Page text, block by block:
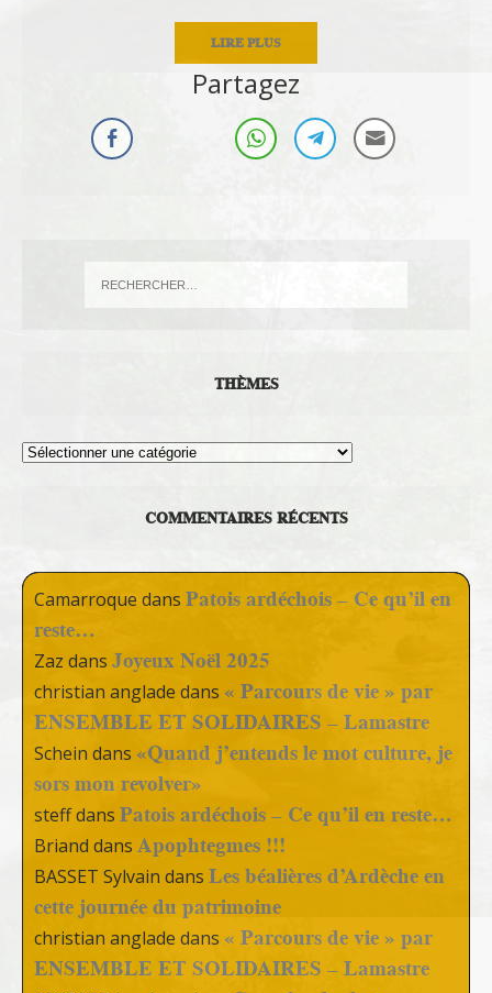
LIRE PLUS
Partagez
THÈMES
Thèmes
COMMENTAIRES RÉCENTS
Camarroque dans Patois ardéchois – Ce qu’il en
reste…
Zaz dans Joyeux Noël 2025
christian anglade dans « Parcours de vie » par
ENSEMBLE ET SOLIDAIRES – Lamastre
Schein dans «Quand j’entends le mot culture, je
sors mon revolver»
steffdans Patois ardéchois – Ce qu’il en reste…
Briand dans Apophtegmes !!!
BASSET Sylvain dans Les béalières d’Ardèche en
cette journée du patrimoine
christian anglade dans « Parcours de vie » par
ENSEMBLE ET SOLIDAIRES – Lamastre